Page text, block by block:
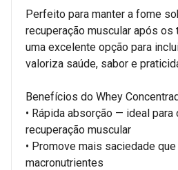
Perfeito para manter a fome
recuperação muscular após os
uma excelente opção para
valoriza saúde, sabor e
Benefícios do Whey
• Rápida absorção — ideal
recuperação muscular
• Promove mais saciedade
macronutrientes